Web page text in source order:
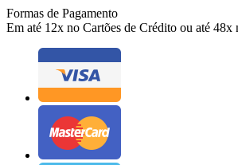
Formas de Pagamento
Em até 12x no Cartões de Crédito ou até